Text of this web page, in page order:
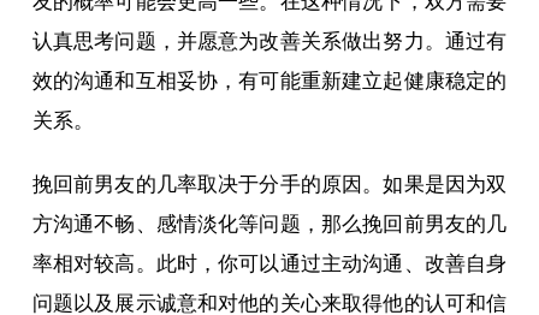
认真思考问题，并愿意为改善关系做出努力。通过有
效的沟通和互相妥协，有可能重新建立起健康稳定的
关系。
挽回前男友的几率取决于分手的原因。如果是因为双
方沟通不畅、感情淡化等问题，那么挽回前男友的几
率相对较高。此时，你可以通过主动沟通、改善自身
问题以及展示诚意和对他的关心来取得他的认可和信